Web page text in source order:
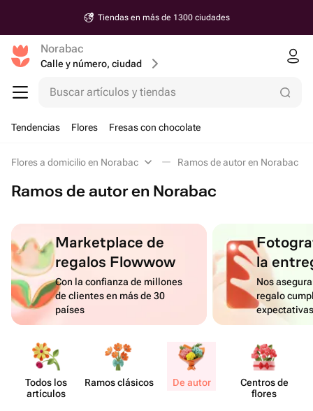
Tiendas en más de 1300 ciudades
Norabac
Calle y número, ciudad
Buscar artículos y tiendas
Tendencias Flores Fresas con chocolate
Flores a domicilio en Norabac Ramos de autor en Norabac
Ramos de autor en Norabac
Marketplace de
regalos Flowwow
Con la confianza de millones
de clientes en más de 30
países
la
Nos
regalo
Todos los
artículos
Ramos clásicos De autor
Centros de
flores